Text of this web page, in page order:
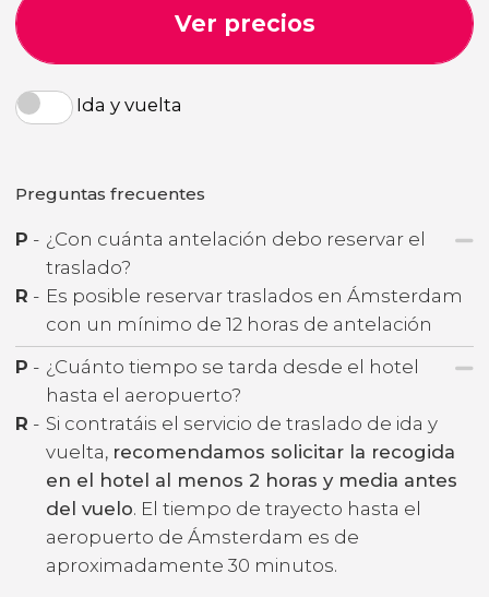
Ver precios
Ida y vuelta
Preguntas frecuentes
P - ¿Con cuánta antelación debo reservar el
traslado?
R - Es posible reservar traslados en Ámsterdam
con un mínimo de 12 horas de antelación
P - ¿Cuánto tiempo se tarda desde el hotel
hasta el aeropuerto?
R - Si contratáis el servicio de traslado de ida y
vuelta, recomendamos solicitar la recogida
en el hotel al menos 2 horas y media antes
del vuelo. El tiempo de trayecto hasta el
aeropuerto de Ámsterdam es de
aproximadamente 30 minutos.